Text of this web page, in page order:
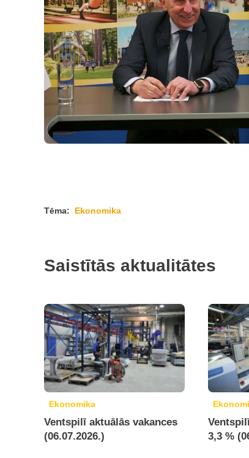
Tēma: Ekonomika
Saistītās aktualitātes
Ekonomika
Ventspilī aktuālās vakances
(06.07.2026.)
3,3 %